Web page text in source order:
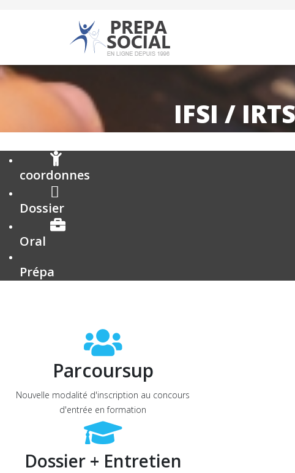
IFSI /
coordonnes
Dossier
Oral
Prépa
Parcoursup
Nouvelle modalité d'inscription au concours
d'entrée en formation
Dossier + Entretien